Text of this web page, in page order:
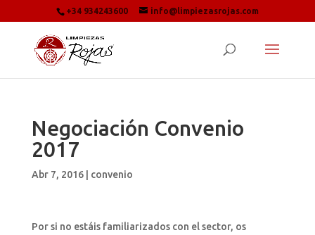
+34 934243600 info@limpiezasrojas.com
Negociación Convenio
2017
Abr 7, 2016| convenio
Por si no estáis familiarizados con el sector, os